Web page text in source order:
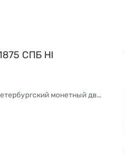
СПБ НI
Монетный двор: Санкт-Петербургский монетный двор